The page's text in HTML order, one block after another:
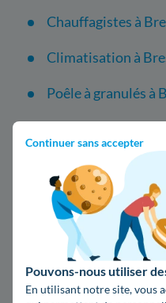
Continuer sans accepter
Pouvons-nous utiliser
En utilisant notre site, vous
Chauffagistes à
Climatisation à
Poêle à granulés à
Autres services
Edf à Brest
Engie à Brest
Enedis à Brest